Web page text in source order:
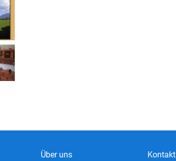
Über uns Kontakt